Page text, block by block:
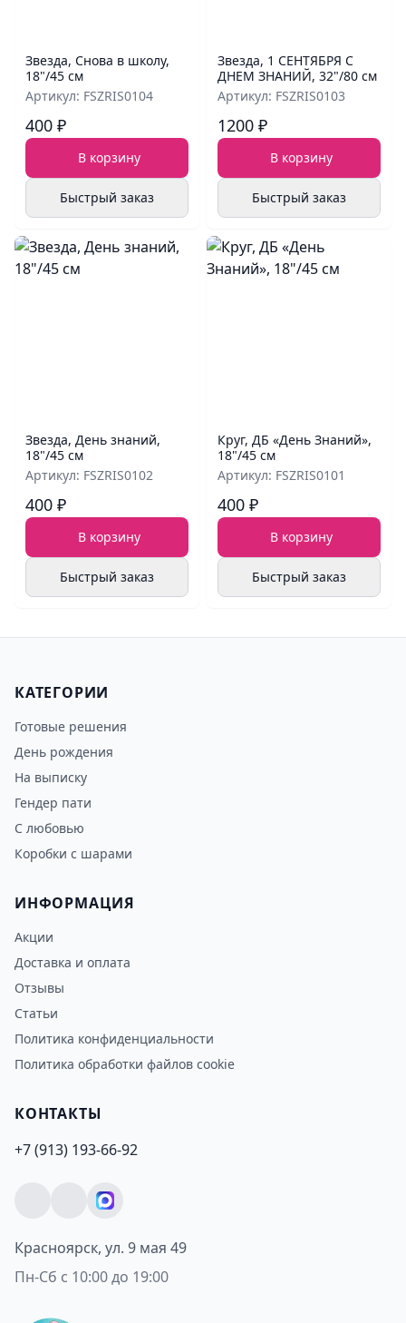
Звезда, Снова в школу,
18"/45 см
Артикул: FSZRIS0104
400 ₽
В корзину
Быстрый заказ
Звезда, 1 СЕНТЯБРЯ С
ДНЕМ ЗНАНИЙ, 32"/80 см
Артикул: FSZRIS0103
1200 ₽
В корзину
Быстрый заказ
Звезда, День знаний,
18"/45 см
Артикул: FSZRIS0102
400 ₽
В корзину
Быстрый заказ
Круг, ДБ «День Знаний»,
18"/45 см
Артикул: FSZRIS0101
400 ₽
В корзину
Быстрый заказ
КАТЕГОРИИ
Готовые решения
День рождения
На выписку
Гендер пати
С любовью
Коробки с шарами
ИНФОРМАЦИЯ
Акции
Доставка и оплата
Отзывы
Статьи
Политика конфиденциальности
Политика обработки файлов cookie
КОНТАКТЫ
+7 (913) 193-66-92
Красноярск, ул. 9 мая 49
Пн-Сб с 10:00 до 19:00